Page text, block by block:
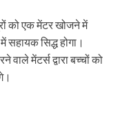
को एक मेंटर खोजने में
सिद्ध होगा।
मेंटर्स द्वारा बच्चों को